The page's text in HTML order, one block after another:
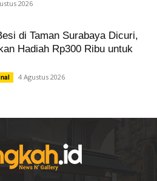
2026
di Taman Surabaya Dicuri,
Hadiah Rp300 Ribu untuk
4 Agustus 2026